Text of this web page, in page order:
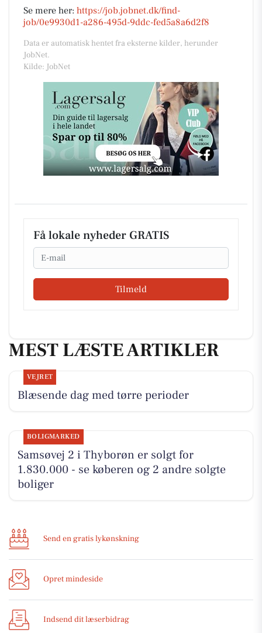
Se mere her: https://job.jobnet.dk/find-
job/0e9930d1-a286-495d-9ddc-fed5a8a6d2f8
Data er automatisk hentet fra eksterne kilder, herunder
JobNet.
Kilde: JobNet
Få lokale nyheder GRATIS
Email
Tilmeld
MEST LÆSTE ARTIKLER
VEJRET
Blæsende dag med tørre perioder
BOLIGMARKED
Samsøvej 2 i Thyborøn er solgt for
1.830.000 - se køberen og 2 andre solgte
boliger
Send en gratis lykønskning
Opret mindeside
Indsend dit læserbidrag